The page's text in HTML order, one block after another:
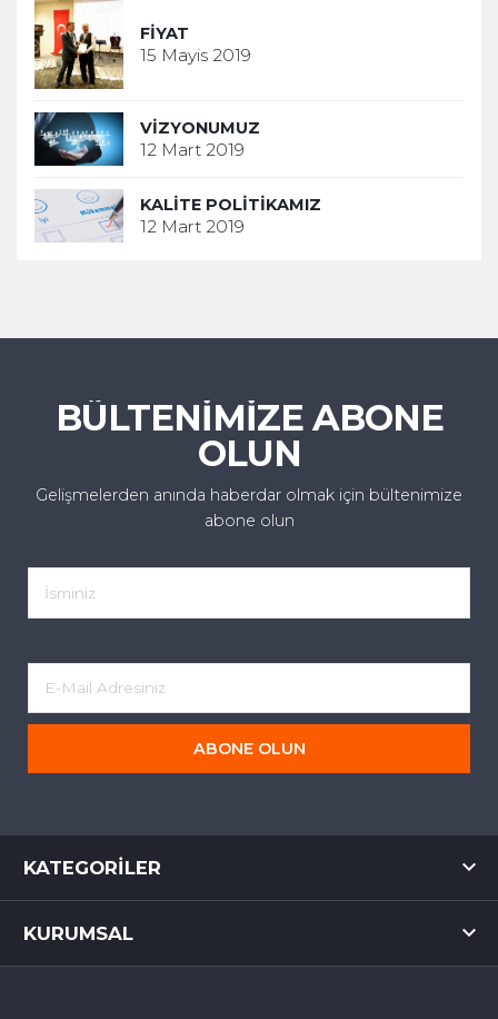
FIYAT
15 Mayis 2019
VIZYONUMUZ
12 Mart 2019
KALITE POLITIKAMIZ
12 Mart 2019
BÜLTENİMİZE ABONE
OLUN
Gelişmelerden anında haberdar olmak için bültenimize
abone olun
ABONE OLUN
KATEGORILER
KURUMSAL